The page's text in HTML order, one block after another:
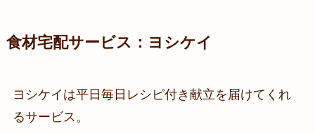
食材宅配サービス：ヨシケイ
ヨシケイは平日毎日レシピ付き献立を届けてくれ
るサービス。